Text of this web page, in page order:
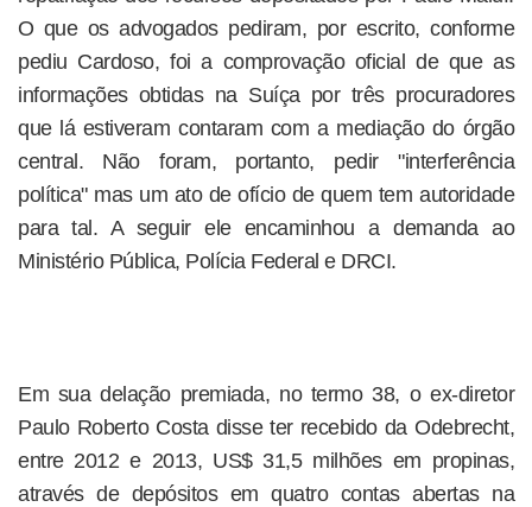
O que os advogados pediram, por escrito, conforme
pediu Cardoso, foi a comprovação oficial de que as
informações obtidas na Suíça por três procuradores
que lá estiveram contaram com a mediação do órgão
central. Não foram, portanto, pedir "interferência
política" mas um ato de ofício de quem tem autoridade
para tal. A seguir ele encaminhou a demanda ao
Ministério Pública, Polícia Federal e DRCI.
Em sua delação premiada, no termo 38, o ex-diretor
Paulo Roberto Costa disse ter recebido da Odebrecht,
entre 2012 e 2013, US$ 31,5 milhões em propinas,
através de depósitos em quatro contas abertas na